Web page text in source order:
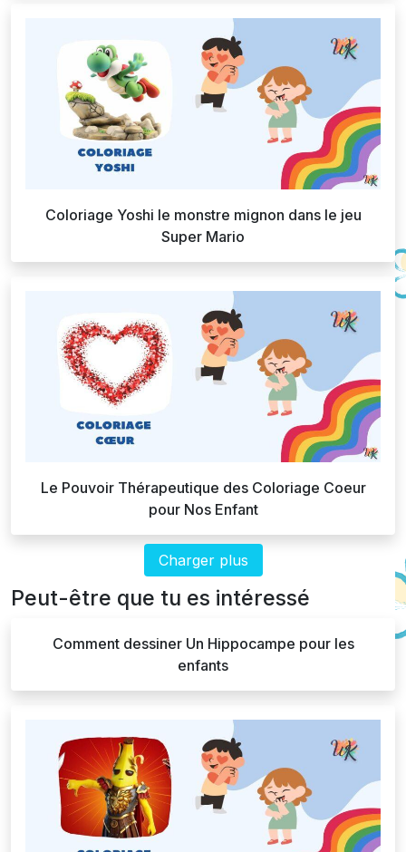
Coloriage Yoshi le monstre mignon dans le jeu
Super Mario
Le Pouvoir Thérapeutique des Coloriage Coeur
pour Nos Enfant
Charger plus
Peut-être que tu es intéressé
Comment dessiner Un Hippocampe pour les
enfants